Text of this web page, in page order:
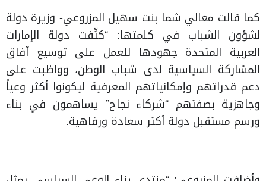
كما قالت معالي شما بنت سهيل المزروعي- وزيرة دولة
لشؤون الشباب في كلمتها: “كثّفت دولة الإمارات
العربية المتحدة جهودها للعمل على توسيع آفاق
المشاركة السياسية لدى شباب الوطن، وواظبت على
دعم قدراتهم وإمكانياتهم المعرفية ليكونوا أكثر وعياً
وجاهزية بصفتهم “شركاء نجاح” يساهمون في بناء
ورسم مستقبل دولة أكثر سعادة ورفاهية.